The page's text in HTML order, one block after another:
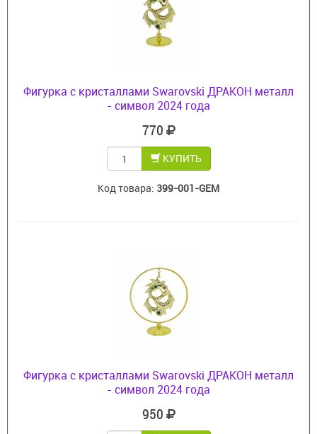
Фигурка с кристаллами Swarovski ДРАКОН металл
- символ 2024 года
770
КУПИТЬ
Код товара: 399-001-GEM
Фигурка с кристаллами Swarovski ДРАКОН металл
- символ 2024 года
950